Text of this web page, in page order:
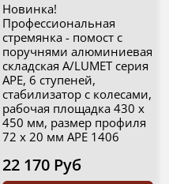
Новинка!
Профессиональная
стремянка - помост с
поручнями алюминиевая
складская A/LUMET серия
APE, 6 ступеней,
стабилизатор с колесами,
рабочая площадка 430 х
450 мм, размер профиля
72 х 20 мм APE 1406
22 170 Руб